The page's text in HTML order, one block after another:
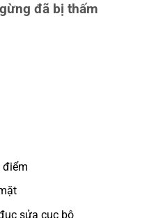
đã bị thấm
điểm
sửa cục bộ